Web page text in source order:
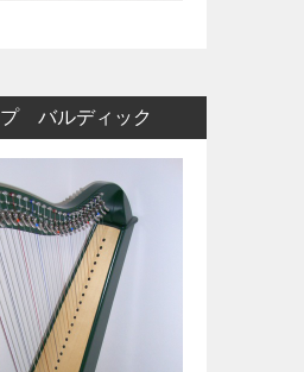
プ バルディック